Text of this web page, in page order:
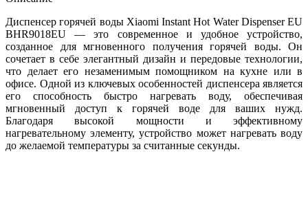
Диспенсер горячей воды Xiaomi Instant Hot Water Dispenser EU
BHR9018EU — это современное и удобное устройство,
созданное для мгновенного получения горячей воды. Он
сочетает в себе элегантный дизайн и передовые технологии,
что делает его незаменимым помощником на кухне или в
офисе. Одной из ключевых особенностей диспенсера является
его способность быстро нагревать воду, обеспечивая
мгновенный доступ к горячей воде для ваших нужд.
Благодаря высокой мощности и эффективному
нагревательному элементу, устройство может нагревать воду
до желаемой температуры за считанные секунды.